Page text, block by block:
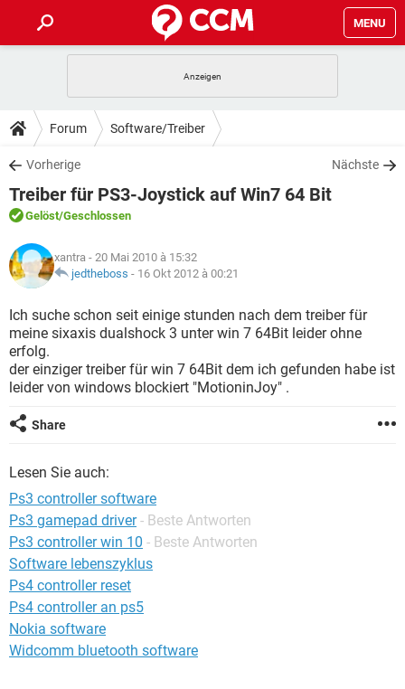
MENU
ANDROID IOS
WINDOWS 10
WHATSAPP TIKTOK
FACEBOOK
TIPPS & TRICKS
SPIELE
WINDOWS 10
WHATSAPP
FACEBOOK HARDWARE
DOWNLOADS
SPIELE STREAMING
ANDROID
WINDOWS 10
WHATSAPP
FACEBOOK HARDWARE
FORUM
SPIELE
ANDROID IOS
WHATSAPP TIKTOK
FACEBOOK HARDWARE
LEXIKON
SPIELE
ANDROID IOS
WINDOWS 10
WHATSAPP TIKTOK
Forum Software/Treiber
Vorherige Nächste
Treiber für PS3-Joystick auf Win7 64 Bit
Gelöst/Geschlossen
xantra - 20 Mai 2010 à 15:32
jedtheboss - 16 Okt 2012 à 00:21
Ich suche schon seit einige stunden nach dem treiber für
meine sixaxis dualshock 3 unter win 7 64Bit leider ohne
erfolg.
der einziger treiber für win 7 64Bit dem ich gefunden habe ist
leider von windows blockiert "MotioninJoy" .
Share
Lesen Sie auch:
Ps3 controller software
Ps3 gamepad driver - Beste Antworten
Ps3 controller win 10 - Beste Antworten
Software lebenszyklus
Ps4 controller reset
Ps4 controller an ps5
Nokia software
Widcomm bluetooth software